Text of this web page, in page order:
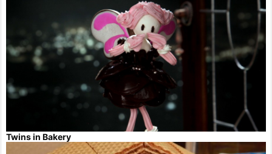
Twins in Bakery